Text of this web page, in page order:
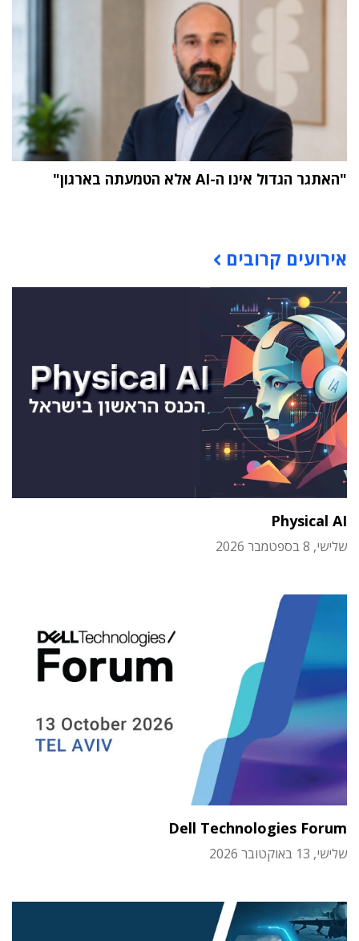
"האתגר הגדול אינו ה-AI אלא הטמעתה בארגון"
אירועים קרובים
Physical AI
שלישי, 8 בספטמבר 2026
Dell Technologies Forum
שלישי, 13 באוקטובר 2026